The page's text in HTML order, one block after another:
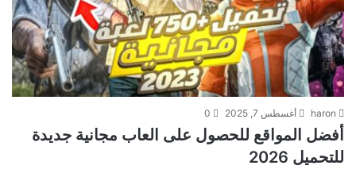
haron أغسطس 7, 2025 0
أفضل المواقع للحصول على العاب مجانية جديدة
للتحميل 2026